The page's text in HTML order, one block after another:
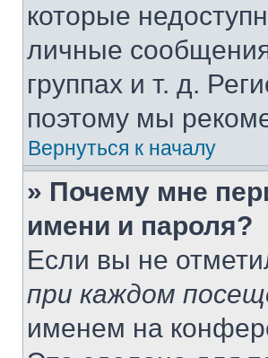
которые
личные
группах и т. д.
поэтому мы
Вернуться к началу
» Почему мне
имени и пароля?
Если вы не
при каждом
именем на